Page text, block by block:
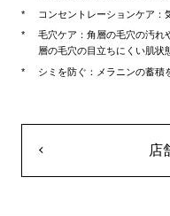
コンセントレーションケア
毛穴ケア：角層の毛穴の汚れ
層の毛穴の目立ちにくい肌状
シミを防ぐ：メラニンの蓄積
店